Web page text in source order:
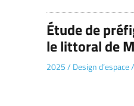
Étude de
le littoral de
2025/Design d’espace/